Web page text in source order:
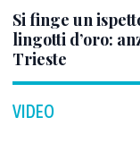
Si finge un
lingotti d’oro:
Trieste
VIDEO